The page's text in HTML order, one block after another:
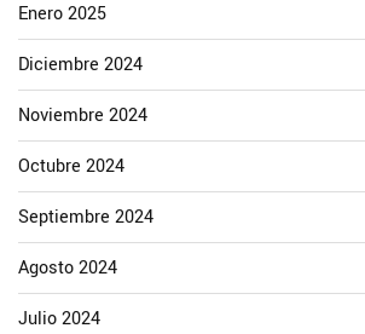
Enero 2025
Diciembre 2024
Noviembre 2024
Octubre 2024
Septiembre 2024
Agosto 2024
Julio 2024